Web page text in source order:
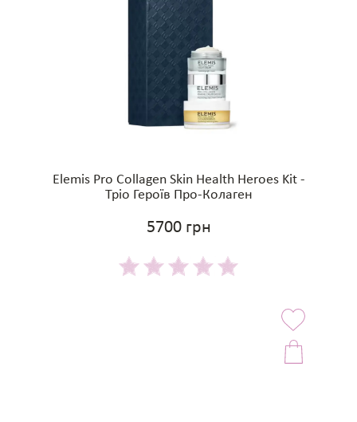
Elemis Pro Collagen Skin Health Heroes Kit -
Тріо Героїв Про-Колаген
5700 грн